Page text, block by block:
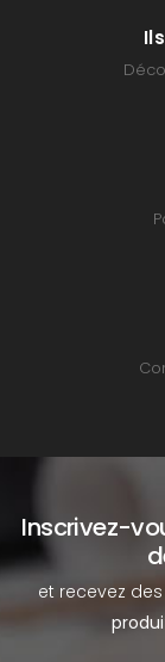
Inscrivez-
et recevez